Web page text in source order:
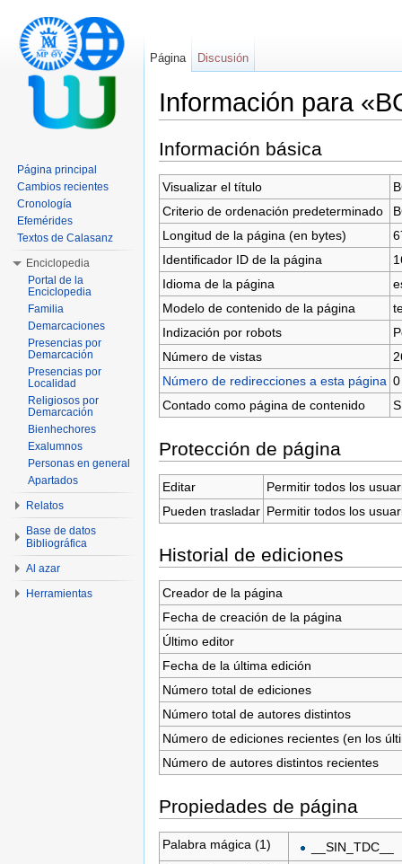
Información para
Información básica
Visualizar el título
Criterio de ordenación predeterminado
Longitud de la página (en bytes)
Identificador ID de la página
Idioma de la página
Modelo de contenido de la página
Indización por robots
Número de vistas
Número de redirecciones a esta página 0
Contado como página de contenido
Protección de página
Editar
Permitir todos los
Pueden trasladar Permitir todos los
Historial de ediciones
Creador de la página
Fecha de creación de la página
Último editor
Fecha de la última edición
Número total de ediciones
Número total de autores distintos
Número de ediciones recientes (en los
Número de autores distintos recientes
Propiedades de página
Palabra mágica (1)
__SIN_TDC__
Página Discusión
Página principal
Cambios recientes
Cronología
Efemérides
Textos de Calasanz
Enciclopedia
Portal de la
Enciclopedia
Familia
Demarcaciones
Presencias por
Demarcación
Presencias por
Localidad
Religiosos por
Demarcación
Bienhechores
Exalumnos
Personas en general
Apartados
Relatos
Base de datos
Bibliográfica
Al azar
Herramientas